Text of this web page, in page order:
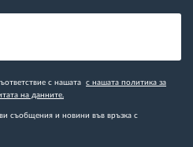
с нашата с нашата политика за
на данните.
съобщения и новини във връзка с